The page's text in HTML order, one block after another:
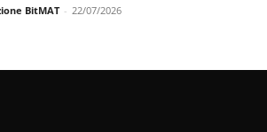
BitMAT - 22/07/2026